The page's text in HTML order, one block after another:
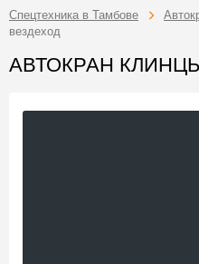
Спецтехника в Тамбове
вездеход
АВТОКРАН